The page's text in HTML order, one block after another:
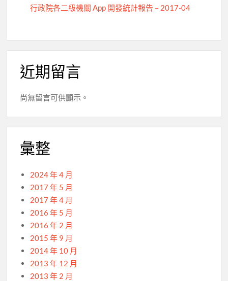
行政院各二級機關 App 開發統計報告 – 2017-04
近期留言
尚無留言可供顯示。
彙整
2024 年 4 月
2017 年 5 月
2017 年 4 月
2016 年 5 月
2016 年 2 月
2015 年 9 月
2014 年 10 月
2013 年 12 月
2013 年 2 月